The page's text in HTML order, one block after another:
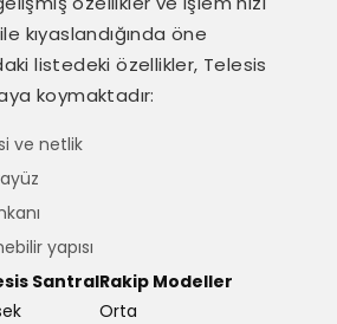
kıyaslandığında öne
listedeki özellikler, Telesis
koymaktadır:
ve netlik
yapısı
SantralRakip Modeller
Orta